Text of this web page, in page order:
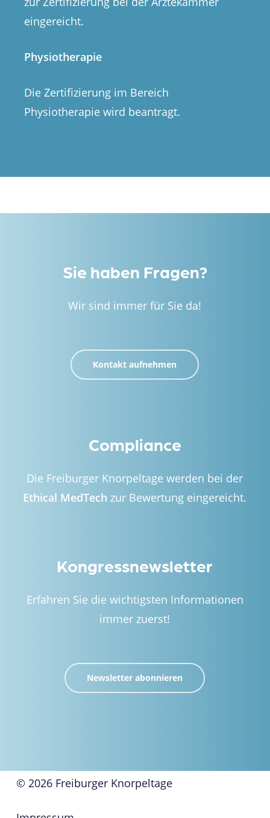
eingereicht.
Physiotherapie
Die Zertifizierung im Bereich
Physiotherapie wird beantragt.
Sie haben Fragen?
Wir sind immer für Sie da!
Kontakt aufnehmen
Compliance
Die Freiburger Knorpeltage werden bei der
Ethical MedTech zur Bewertung eingereicht.
Kongressnewsletter
Erfahren Sie die wichtigsten Informationen
immer zuerst!
Newsletter abonnieren
© 2026 Freiburger Knorpeltage